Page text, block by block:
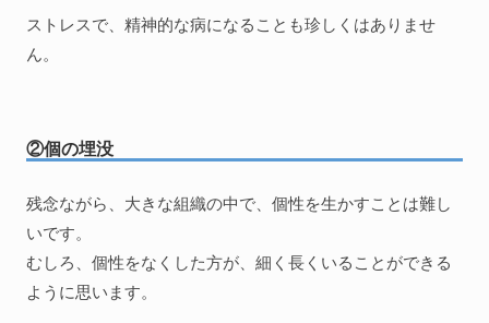
ストレスで、精神的な病になることも珍しくはありませ
ん。
②個の埋没
残念ながら、大きな組織の中で、個性を生かすことは難し
いです。
むしろ、個性をなくした方が、細く長くいることができる
ように思います。